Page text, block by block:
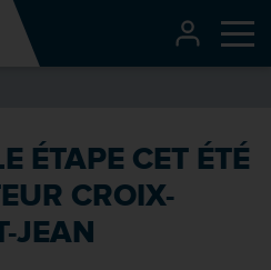
ÉTAPE CET ÉTÉ
CROIX-
JEAN